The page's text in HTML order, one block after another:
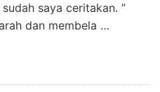
saya ceritakan. ”
dan membela …